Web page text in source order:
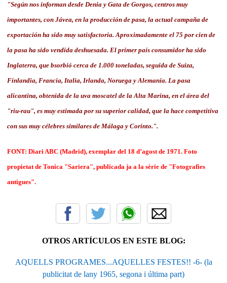
"Según nos informan desde Denia y Gata de Gorgos, centros muy
importantes, con Jávea, en la producción de pasa, la actual campaña de
exportación ha sido muy satisfactoria. Aproximadamente el 75 por cien de
la pasa ha sido vendida deshuesada. El primer país consumidor ha sido
Inglaterra, que bsorbió cerca de 1.000 toneladas, seguida de Suiza,
Finlandia, Francia, Italia, Irlanda, Noruega y Alemania. La pasa
alicantina, obtenida de la uva moscatel de la Alta Marina, en el área del
"riu-rau", es muy estimada por su superior calidad, que la hace competitiva
con sus muy célebres similares de Málaga y Corinto.".
FONT: Diari ABC (Madrid), exemplar del 18 d’agost de 1971. Foto
propietat de Tonica "Sariera", publicada ja a la sèrie de "Fotografies
antigues".
OTROS ARTÍCULOS EN ESTE BLOG:
AQUELLS PROGRAMES...AQUELLES FESTES!! -6- (la
publicitat de lany 1965, segona i última part)